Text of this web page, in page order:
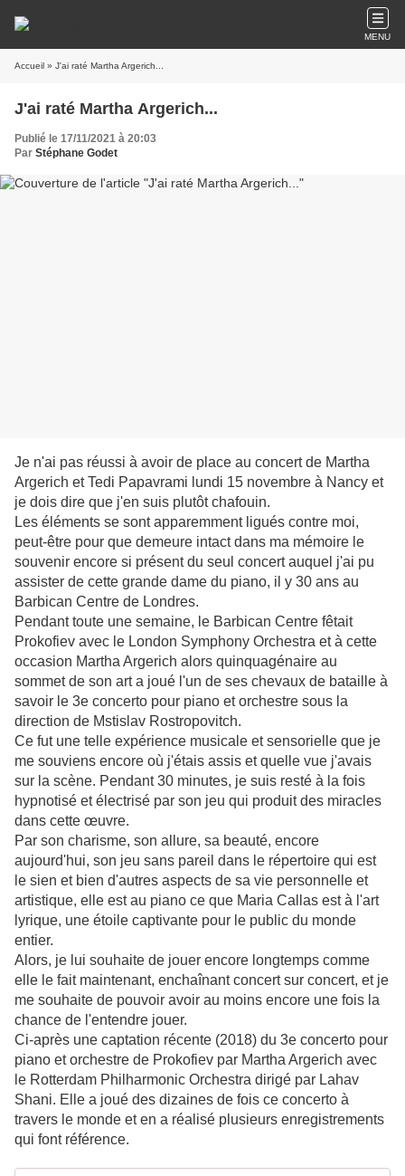
MENU
Accueil » J'ai raté Martha Argerich...
J'ai raté Martha Argerich...
Publié le 17/11/2021 à 20:03
Par Stéphane Godet
Je n'ai pas réussi à avoir de place au concert de Martha
Argerich et Tedi Papavrami lundi 15 novembre à Nancy et
je dois dire que j'en suis plutôt chafouin.
Les éléments se sont apparemment ligués contre moi,
peut-être pour que demeure intact dans ma mémoire le
souvenir encore si présent du seul concert auquel j'ai pu
assister de cette grande dame du piano, il y 30 ans au
Barbican Centre de Londres.
Pendant toute une semaine, le Barbican Centre fêtait
Prokofiev avec le London Symphony Orchestra et à cette
occasion Martha Argerich alors quinquagénaire au
sommet de son art a joué l'un de ses chevaux de bataille à
savoir le 3e concerto pour piano et orchestre sous la
direction de Mstislav Rostropovitch.
Ce fut une telle expérience musicale et sensorielle que je
me souviens encore où j'étais assis et quelle vue j'avais
sur la scène. Pendant 30 minutes, je suis resté à la fois
hypnotisé et électrisé par son jeu qui produit des miracles
dans cette œuvre.
Par son charisme, son allure, sa beauté, encore
aujourd'hui, son jeu sans pareil dans le répertoire qui est
le sien et bien d'autres aspects de sa vie personnelle et
artistique, elle est au piano ce que Maria Callas est à l'art
lyrique, une étoile captivante pour le public du monde
entier.
Alors, je lui souhaite de jouer encore longtemps comme
elle le fait maintenant, enchaînant concert sur concert, et je
me souhaite de pouvoir avoir au moins encore une fois la
chance de l'entendre jouer.
Ci-après une captation récente (2018) du 3e concerto pour
piano et orchestre de Prokofiev par Martha Argerich avec
le Rotterdam Philharmonic Orchestra dirigé par Lahav
Shani. Elle a joué des dizaines de fois ce concerto à
travers le monde et en a réalisé plusieurs enregistrements
qui font référence.